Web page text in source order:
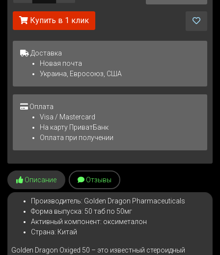
Купить в 1 клик
Доставка
Новая почта
Украина, Евросоюз, США
Оплата
Visa / Mastercard
На карту ПриватБанк
Оплата при получении
Описание Отзывы
Производитель: Golden Dragon Pharmaceuticals
Форма выпуска: 50 таб по 50мг
Активный компонент: оксиметалон
Страна: Китай
Golden Dragon Oxiged 50 – это известный стероидный